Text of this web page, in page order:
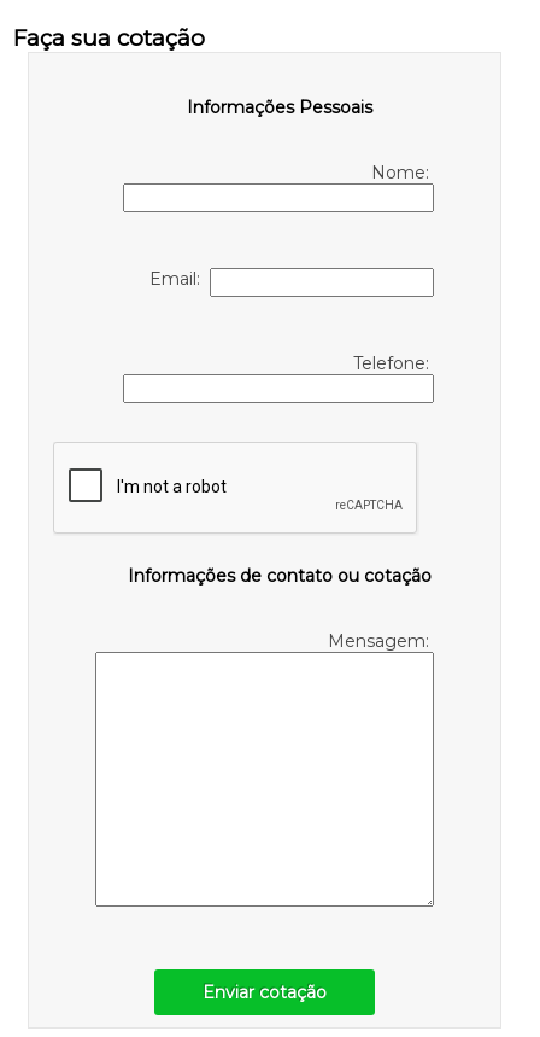
Faça sua cotação
Informações Pessoais
Nome:
Email:
Telefone:
Informações de contato ou cotação
Mensagem:
Enviar cotação